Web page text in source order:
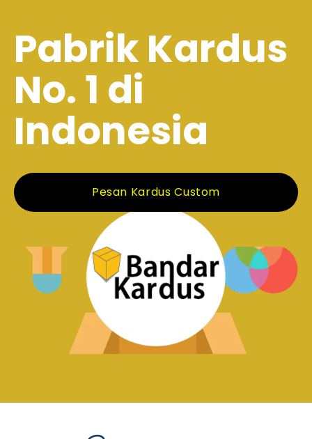
Pabrik Kardus
No. 1 di
Indonesia
Pesan Kardus Custom